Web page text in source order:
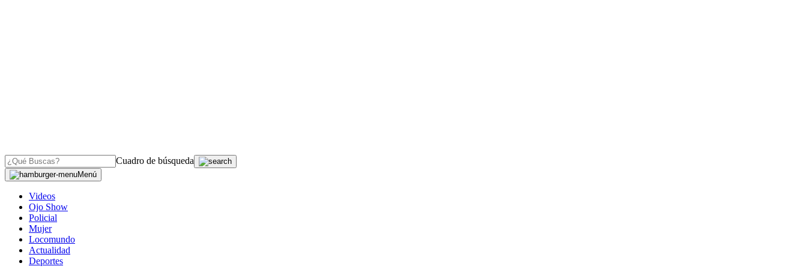
Cuadro de búsqueda
Menú
Videos
Ojo Show
Policial
Mujer
Locomundo
Actualidad
Deportes